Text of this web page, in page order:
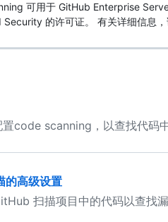
可用于 GitHub Enterprise
的许可证。 有关详细信息，
code scanning，以查找代码
的高级设置
扫描项目中的代码以查找漏